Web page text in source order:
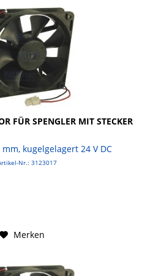
FÜR SPENGLER MIT STECKER
mm, kugelgelagert 24 V DC
Nr.: 3123017
Merken